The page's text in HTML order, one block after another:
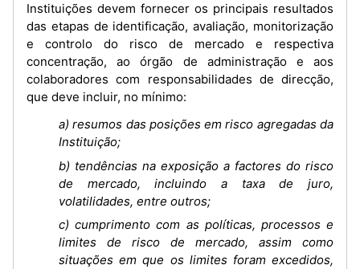
Instituições devem fornecer os principais resultados
das etapas de identificação, avaliação, monitorização
e controlo do risco de mercado e respectiva
concentração, ao órgão de administração e aos
colaboradores com responsabilidades de direcção,
que deve incluir, no mínimo:
a) resumos das posições em risco agregadas da
Instituição;
b) tendências na exposição a factores do risco
de mercado, incluindo a taxa de juro,
volatilidades, entre outros;
c) cumprimento com as políticas, processos e
limites de risco de mercado, assim como
situações em que os limites foram excedidos,